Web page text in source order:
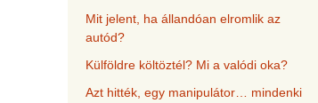
Mit jelent, ha állandóan elromlik az
autód?
Külföldre költöztél? Mi a valódi oka?
Azt hitték, egy manipulátor… mindenki